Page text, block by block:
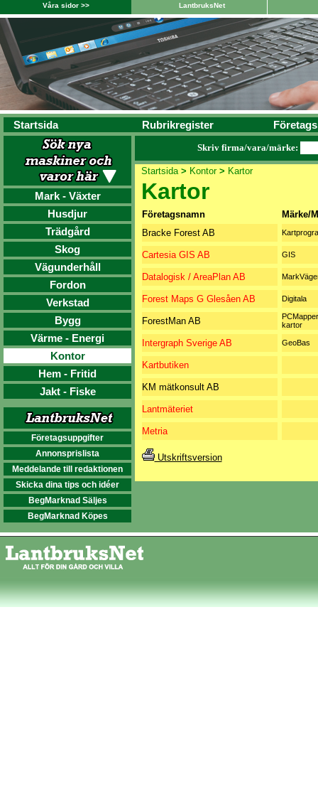
Våra sidor >> LantbruksNet
Startsida Rubrikregister
Mark - Växter
Husdjur
Trädgård
Skog
Vägunderhåll
Fordon
Verkstad
Bygg
Värme - Energi
Kontor
Hem - Fritid
Jakt - Fiske
Företagsuppgifter
Annonsprislista
Meddelande till redaktionen
Skicka dina tips och idéer
BegMarknad Säljes
BegMarknad Köpes
Skriv firma/vara/märke:
Startsida> Kontor> Kartor
Kartor
Företagsnamn
Märke/
Bracke Forest AB
Cartesia GIS AB GIS
Datalogisk / AreaPlan AB
Forest Maps G Glesåen AB Digitala
ForestMan AB
kartor
Intergraph Sverige AB GeoBas
Kartbutiken
KM mätkonsult AB
Lantmäteriet
Metria
Utskriftsversion